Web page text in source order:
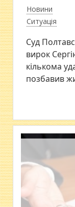
Новини
Ситуація
Суд
вирок
кількома
позбавив